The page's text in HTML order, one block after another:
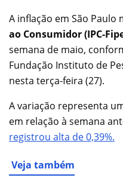
A inflação em São Paulo
ao Consumidor (IPC-
semana de maio,
Fundação Instituto de
nesta terça-feira (27).
A variação representa
em relação à semana
registrou alta de 0,39%.
Veja também